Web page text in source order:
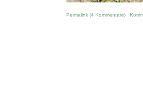
Permalink (4 Kommentare)